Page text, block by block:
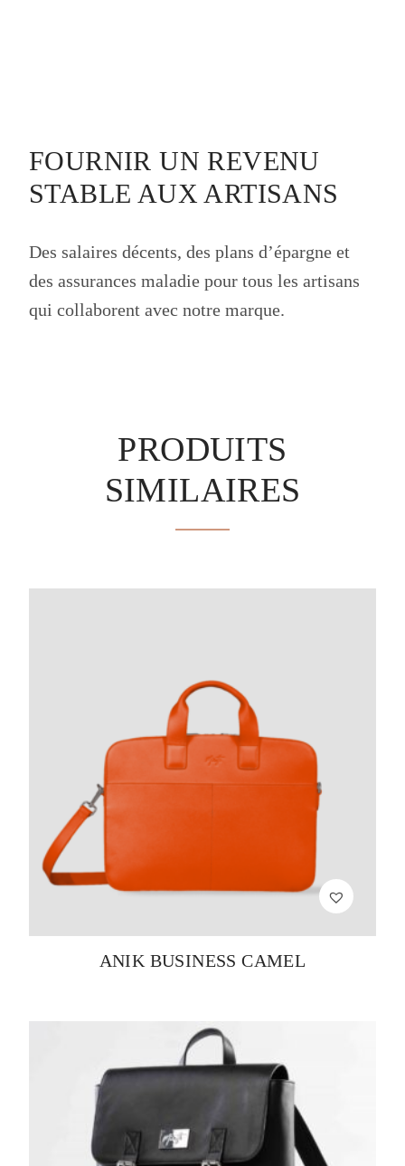
FOURNIR UN REVENU
STABLE AUX ARTISANS
Des salaires décents, des plans d’épargne et
des assurances maladie pour tous les artisans
qui collaborent avec notre marque.
PRODUITS
SIMILAIRES
ANIK BUSINESS CAMEL